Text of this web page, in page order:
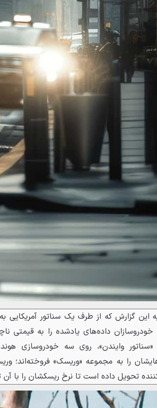
این گزارش که از طرف یک سناتور
خودروسازان داده‌های یادشده را به قیمتی
«سناتور وایندن»، روی سه خودروسازی
را به مجموعه «وریسک» فروخته‌اند؛
تحویل داده است تا نرخ ریسکشان را با